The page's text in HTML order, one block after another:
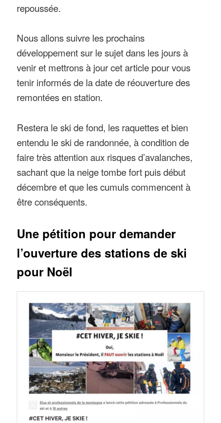
repoussée.
Nous allons suivre les prochains
développement sur le sujet dans les jours à
venir et mettrons à jour cet article pour vous
tenir informés de la date de réouverture des
remontées en station.
Restera le ski de fond, les raquettes et bien
entendu le ski de randonnée, à condition de
faire très attention aux risques d’avalanches,
sachant que la neige tombe fort puis début
décembre et que les cumuls commencent à
être conséquents.
Une pétition pour demander
l’ouverture des stations de ski
pour Noël